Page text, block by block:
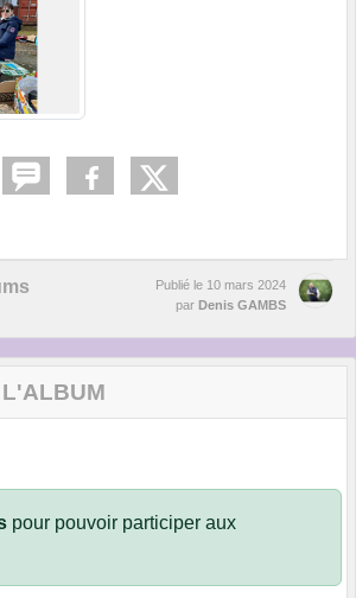
Publié le 10 mars 2024
par Denis GAMBS
L'ALBUM
pour pouvoir participer aux